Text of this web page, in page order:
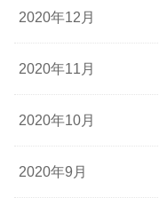
2020年12月
2020年11月
2020年10月
2020年9月